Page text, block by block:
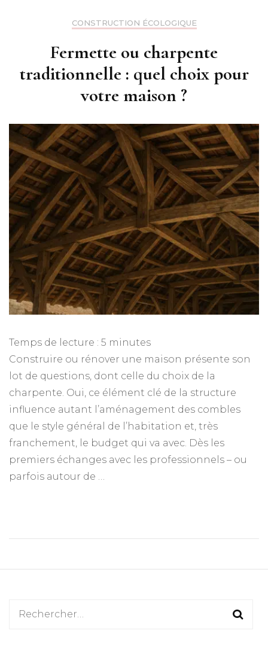
CONSTRUCTION ÉCOLOGIQUE
Fermette ou charpente
traditionnelle : quel choix pour
votre maison ?
Temps de lecture : 5 minutes
Construire ou rénover une maison présente son
lot de questions, dont celle du choix de la
charpente. Oui, ce élément clé de la structure
influence autant l’aménagement des combles
que le style général de l’habitation et, très
franchement, le budget qui va avec. Dès les
premiers échanges avec les professionnels – ou
parfois autour de …
Rechercher :